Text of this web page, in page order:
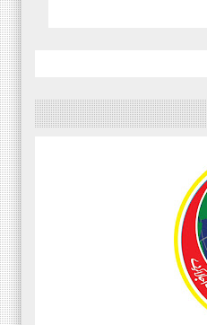
کا دور ہے۔
کے بہترین
کی اہمیت سے
جا سکتا۔سعید
تحریک فیصل
تحریک،جناب حافظ